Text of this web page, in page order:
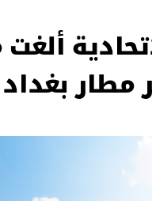
مطار بغداد